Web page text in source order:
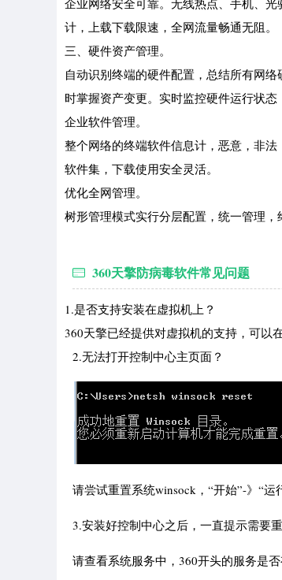
企业网络安全可靠。无线热点、手机、
计，上载下载限速，全网流量畅通无阻。
三、硬件资产管理。
自动识别终端的硬件配置，总结所有网
时掌握资产变更。实时监控硬件运行状态
企业软件管理。
整个网络的终端软件信息计，恶意，非
软件集，下载使用安全灵活。
优化全网管理。
树形管理模式实行分层配置，统一管理
360天擎防病毒软件常见问题
1.是否支持安装在虚拟机上？
360天擎已经提供对虚拟机的支持，可以
2.无法打开控制中心主页面？
请尝试重置系统winsock，“开始”-》“运
3.安装好控制中心之后，一直提示需要
请查看系统服务中，360开头的服务是